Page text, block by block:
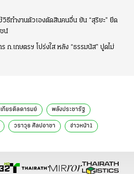
วิธีทำงานตัวเองตัดสินคนอื่น ยัน “สุริยะ” ยึด
น์
ร ก.เกษตรฯ โปร่งใส หลัง “ธรรมนัส” ปูดไม่
กียรติลดารมย์ พลังประชารัฐ
วราวุธ ศิลปอาชา ข่าวหน้า1